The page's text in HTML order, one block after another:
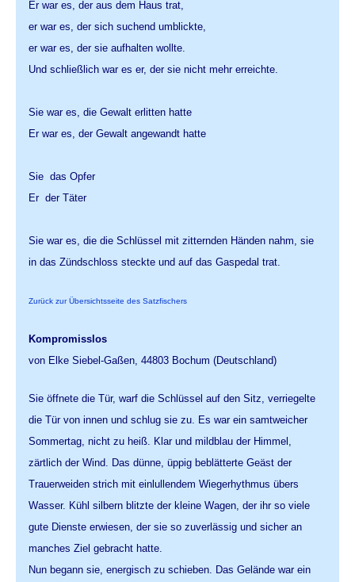
Er war es, der aus dem Haus trat,
er war es, der sich suchend umblickte,
er war es, der sie aufhalten wollte.
Und schließlich war es er, der sie nicht mehr erreichte.
Sie war es, die Gewalt erlitten hatte
Er war es, der Gewalt angewandt hatte
Sie  das Opfer
Er  der Täter
Sie war es, die die Schlüssel mit zitternden Händen nahm, sie
in das Zündschloss steckte und auf das Gaspedal trat.
Zurück zur Übersichtsseite des Satzfischers
Kompromisslos
von Elke Siebel-Gaßen, 44803 Bochum (Deutschland)
Sie öffnete die Tür, warf die Schlüssel auf den Sitz, verriegelte
die Tür von innen und schlug sie zu. Es war ein samtweicher
Sommertag, nicht zu heiß. Klar und mildblau der Himmel,
zärtlich der Wind. Das dünne, üppig beblätterte Geäst der
Trauerweiden strich mit einlullendem Wiegerhythmus übers
Wasser. Kühl silbern blitzte der kleine Wagen, der ihr so viele
gute Dienste erwiesen, der sie so zuverlässig und sicher an
manches Ziel gebracht hatte.
Nun begann sie, energisch zu schieben. Das Gelände war ein